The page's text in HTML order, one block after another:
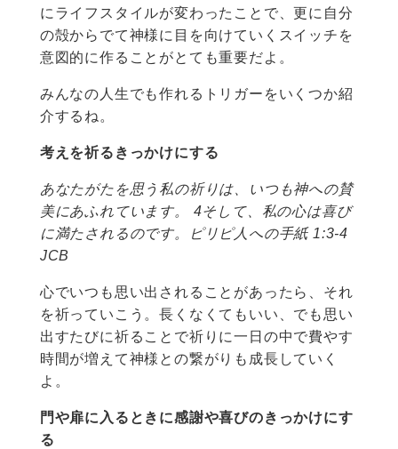
にライフスタイルが変わったことで、更に自分
の殻からでて神様に目を向けていくスイッチを
意図的に作ることがとても重要だよ。
みんなの人生でも作れるトリガーをいくつか紹
介するね。
考えを祈るきっかけにする
あなたがたを思う私の祈りは、いつも神への賛
美にあふれています。 4そして、私の心は喜び
に満たされるのです。ピリピ人への手紙 1:3-4
JCB
心でいつも思い出されることがあったら、それ
を祈っていこう。長くなくてもいい、でも思い
出すたびに祈ることで祈りに一日の中で費やす
時間が増えて神様との繋がりも成長していく
よ。
門や扉に入るときに感謝や喜びのきっかけにす
る